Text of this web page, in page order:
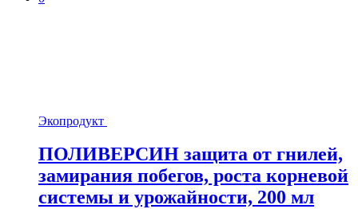
Экопродукт
ПОЛИВЕРСИН защита от гнилей,
замирания побегов, роста корневой
системы и урожайности, 200 мл